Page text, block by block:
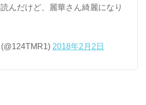
んだけど、麗華さん綺麗になり
2018年2月2日